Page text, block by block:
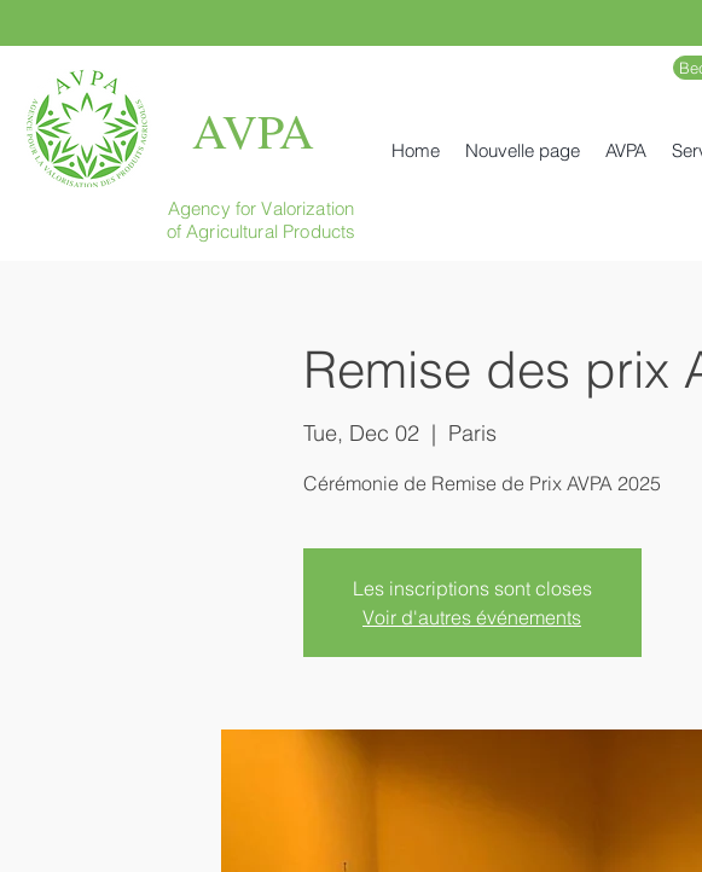
AVPA Home Nouvelle page AVPA
Agency for Valorization
of Agricultural Products
Remise des prix
Tue, Dec 02
  |
Paris
Cérémonie de Remise de Prix AVPA 2025
Les inscriptions sont closes
Voir d'autres événements